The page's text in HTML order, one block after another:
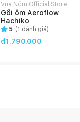
làm hỏng nệm, cũng
Vua Nệm Official Store
Gối ôm Aeroflow
Hachiko
5 (1 đánh giá)
đ1.790.000